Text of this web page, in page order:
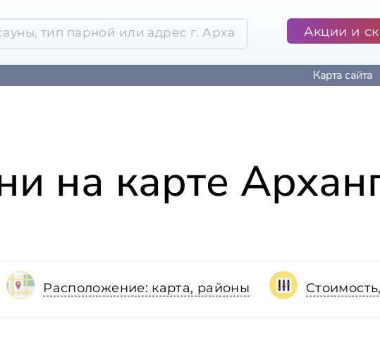
Акции и
Карта сайта
на карте
Расположение: карта, районы